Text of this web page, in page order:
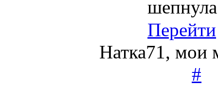
Перейти
Натка71, мои
#